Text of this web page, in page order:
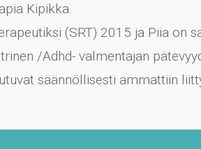
Kipikka.
(SRT) 2015 ja Piia on
/Adhd- valmentajan
säännöllisesti ammattiin